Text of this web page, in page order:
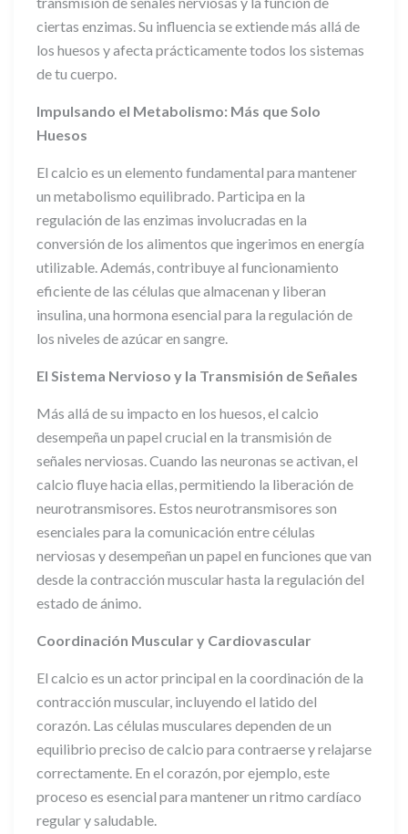
ciertas enzimas. Su influencia se extiende más allá de
los huesos y afecta prácticamente todos los sistemas
de tu cuerpo.
Impulsando el Metabolismo: Más que Solo
Huesos
El calcio es un elemento fundamental para mantener
un metabolismo equilibrado. Participa en la
regulación de las enzimas involucradas en la
conversión de los alimentos que ingerimos en energía
utilizable. Además, contribuye al funcionamiento
eficiente de las células que almacenan y liberan
insulina, una hormona esencial para la regulación de
los niveles de azúcar en sangre.
El Sistema Nervioso y la Transmisión de Señales
Más allá de su impacto en los huesos, el calcio
desempeña un papel crucial en la transmisión de
señales nerviosas. Cuando las neuronas se activan, el
calcio fluye hacia ellas, permitiendo la liberación de
neurotransmisores. Estos neurotransmisores son
esenciales para la comunicación entre células
nerviosas y desempeñan un papel en funciones que van
desde la contracción muscular hasta la regulación del
estado de ánimo.
Coordinación Muscular y Cardiovascular
El calcio es un actor principal en la coordinación de la
contracción muscular, incluyendo el latido del
corazón. Las células musculares dependen de un
equilibrio preciso de calcio para contraerse y relajarse
correctamente. En el corazón, por ejemplo, este
proceso es esencial para mantener un ritmo cardíaco
regular y saludable.